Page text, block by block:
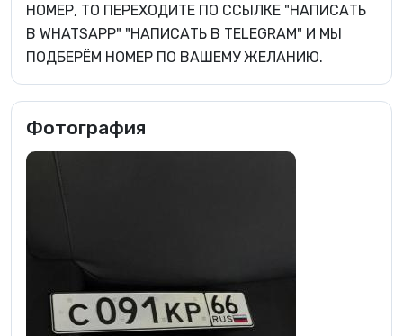
НОМЕР, ТО ПЕРЕХОДИТЕ ПО ССЫЛКЕ "НАПИСАТЬ
В WHATSAPP" "НАПИСАТЬ В TELEGRAM" И МЫ
ПОДБЕРЁМ НОМЕР ПО ВАШЕМУ ЖЕЛАНИЮ.
Фотография